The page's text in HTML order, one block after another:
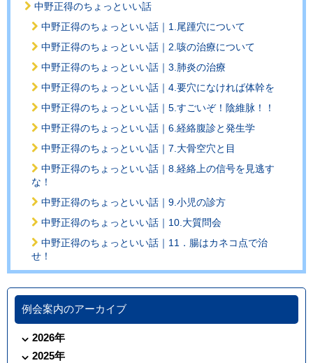
中野正得のちょっといい話
中野正得のちょっといい話｜1.尾踵穴について
中野正得のちょっといい話｜2.咳の治療について
中野正得のちょっといい話｜3.肺炎の治療
中野正得のちょっといい話｜4.要穴になければ体幹を
中野正得のちょっといい話｜5.すごいぞ！陰維脉！！
中野正得のちょっといい話｜6.経絡腹診と発生学
中野正得のちょっといい話｜7.大骨空穴と目
中野正得のちょっといい話｜8.経絡上の信号を見逃す
な！
中野正得のちょっといい話｜9.小児の診方
中野正得のちょっといい話｜10.大質問会
中野正得のちょっといい話｜11．腸はカネコ点で治
せ！
例会案内のアーカイブ
2026年
2025年